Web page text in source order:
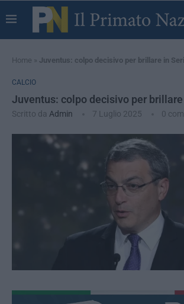
Home » Juventus: colpo decisivo per brillare in
CALCIO
Juventus: colpo decisivo per
Scritto da Admin 7 Luglio 2025 0